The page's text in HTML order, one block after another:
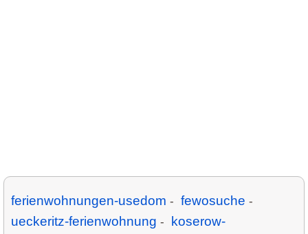
ferienwohnungen-usedom - fewosuche -
ueckeritz-ferienwohnung -
koserow-